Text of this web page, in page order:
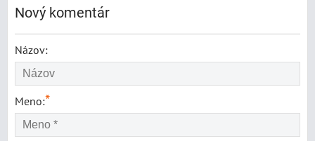
Nový komentár
Názov:
Meno:*